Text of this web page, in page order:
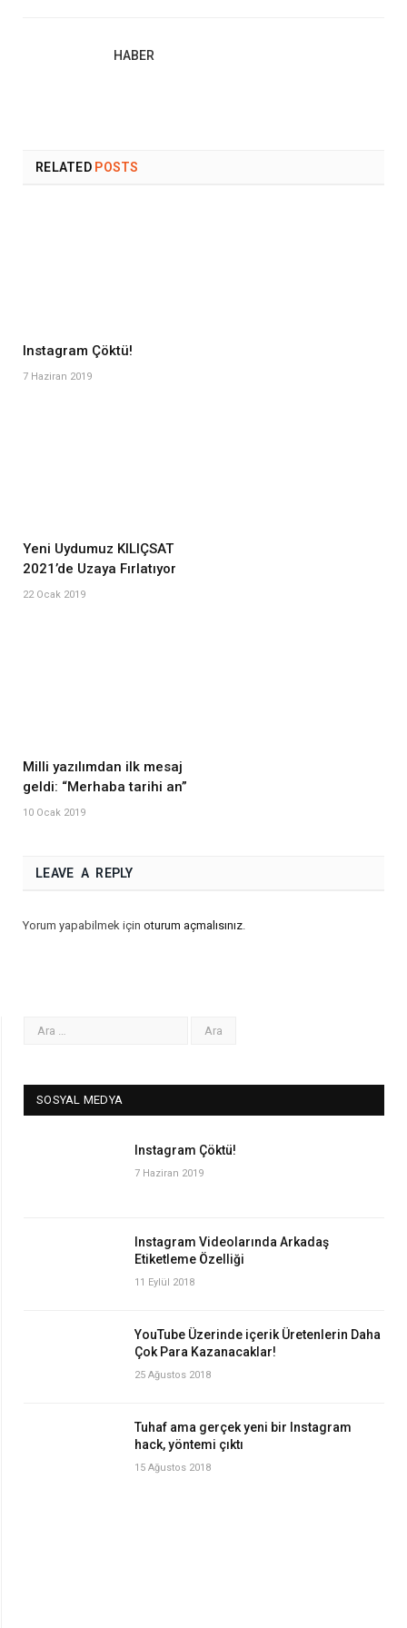
HABER
RELATEDPOSTS
Instagram Çöktü!
7 Haziran 2019
Yeni Uydumuz KILIÇSAT
2021’de Uzaya Fırlatıyor
22 Ocak 2019
Milli yazılımdan ilk mesaj
geldi: “Merhaba tarihi an”
10 Ocak 2019
LEAVE A REPLY
Yorum yapabilmek için oturum açmalısınız.
SOSYAL MEDYA
Instagram Çöktü!
7 Haziran 2019
Instagram Videolarında Arkadaş
Etiketleme Özelliği
11 Eylül 2018
YouTube Üzerinde içerik Üretenlerin Daha
Çok Para Kazanacaklar!
25 Ağustos 2018
Tuhaf ama gerçek yeni bir Instagram
hack, yöntemi çıktı
15 Ağustos 2018